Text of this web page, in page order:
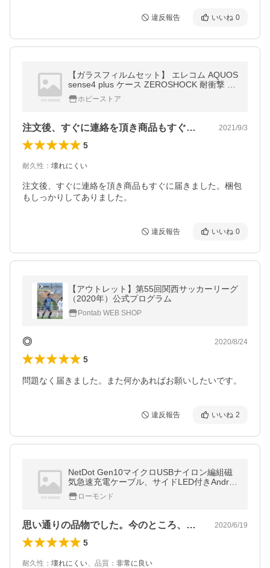
違反報告 いいね 0
【ガラスフィルムセット】 エレコム AQUOS
sense4 plus ケース ZEROSHOCK 耐衝撃 グ
リップ ブラック PMWS20
ホビーストア
注文後、すぐに連絡を頂き商品もすぐに届… 2021/9/3
5
耐久性 ： 壊れにくい
注文後、すぐに連絡を頂き商品もすぐに届きました。梱包
もしっかりしてありました。
違反報告 いいね 0
【アウトレット】第55回関西サッカーリーグ
（2020年）公式プログラム
Pontab WEB SHOP
◎ 2020/8/24
5
問題なく届きました。また何かあればお願いしたいです。
違反報告 いいね 2
NetDot Gen10マイクロUSBナイロン編組磁
気急速充電ケーブル、サイドLED付きAndroi
dデバイス対応（1m /
ローモンド
思い通りの品物でした。今のところ、重宝… 2020/6/19
5
耐久性 ： 壊れにくい、 品質 ： 非常に良い